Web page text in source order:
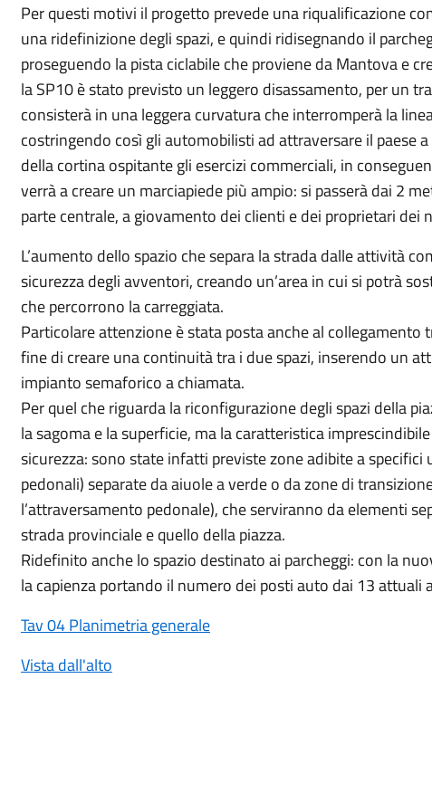
Per questi motivi il progetto prevede una riqualificazione
una ridefinizione degli spazi, e quindi ridisegnando il
proseguendo la pista ciclabile che proviene da Mantova e
la SP10 è stato previsto un leggero disassamento, per un
consisterà in una leggera curvatura che interromperà la
costringendo così gli automobilisti ad attraversare il paese
della cortina ospitante gli esercizi commerciali, in
verrà a creare un marciapiede più ampio: si passerà dai 2
parte centrale, a giovamento dei clienti e dei proprietari dei
L’aumento dello spazio che separa la strada dalle attività
sicurezza degli avventori, creando un’area in cui si potrà
che percorrono la carreggiata.
Particolare attenzione è stata posta anche al collegamento
fine di creare una continuità tra i due spazi, inserendo un
impianto semaforico a chiamata.
Per quel che riguarda la riconfigurazione degli spazi della
la sagoma e la superficie, ma la caratteristica
sicurezza: sono state infatti previste zone adibite a specifici
pedonali) separate da aiuole a verde o da zone di
l’attraversamento pedonale), che serviranno da elementi
strada provinciale e quello della piazza.
Ridefinito anche lo spazio destinato ai parcheggi: con la
la capienza portando il numero dei posti auto dai 13 attuali
Tav 04 Planimetria generale
Vista dall'alto